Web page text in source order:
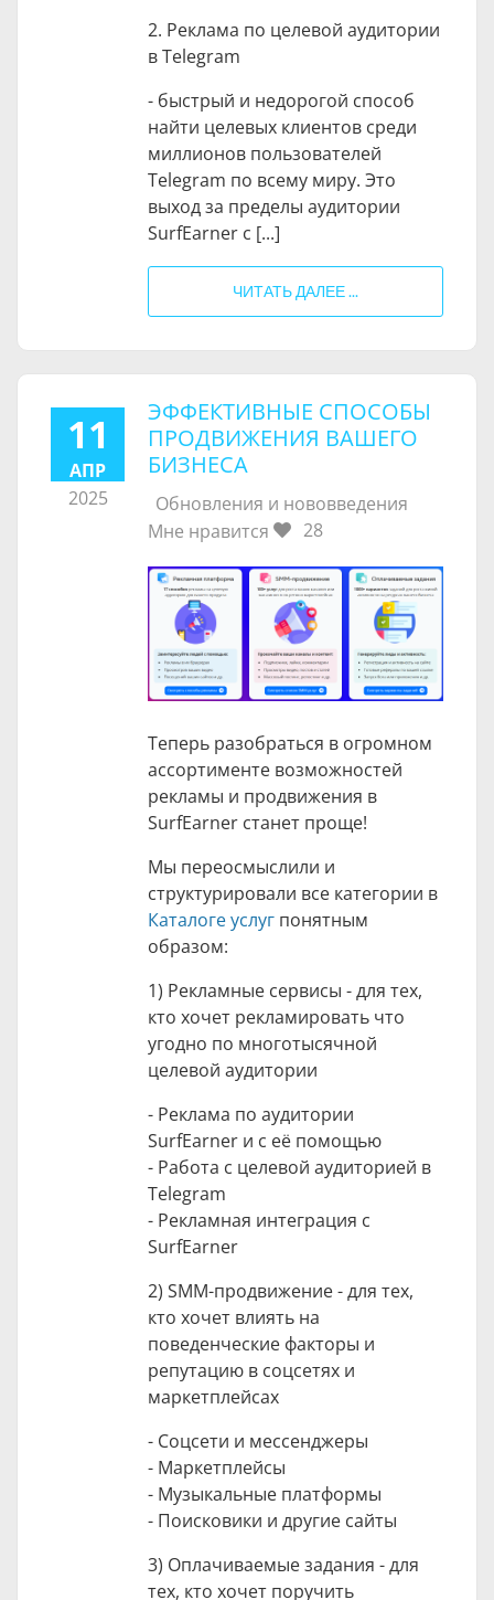
2. Реклама по целевой аудитории
в Telegram
- быстрый и недорогой способ
найти целевых клиентов среди
миллионов пользователей
Telegram по всему миру. Это
выход за пределы аудитории
SurfEarner с [...]
ЧИТАТЬ ДАЛЕЕ ...
11
АПР
2025
ЭФФЕКТИВНЫЕ СПОСОБЫ
ПРОДВИЖЕНИЯ ВАШЕГО
БИЗНЕСА
Обновления и нововведения
Мне нравится
28
Теперь разобраться в огромном
ассортименте возможностей
рекламы и продвижения в
SurfEarner станет проще!
Мы переосмыслили и
структурировали все категории в
Каталоге услуг понятным
образом:
1) Рекламные сервисы - для тех,
кто хочет рекламировать что
угодно по многотысячной
целевой аудитории
- Реклама по аудитории
SurfEarner и с её помощью
- Работа с целевой аудиторией в
Telegram
- Рекламная интеграция с
SurfEarner
2) SMM-продвижение - для тех,
кто хочет влиять на
поведенческие факторы и
репутацию в соцсетях и
маркетплейсах
- Соцсети и мессенджеры
- Маркетплейсы
- Музыкальные платформы
- Поисковики и другие сайты
3) Оплачиваемые задания - для
тех, кто хочет поручить